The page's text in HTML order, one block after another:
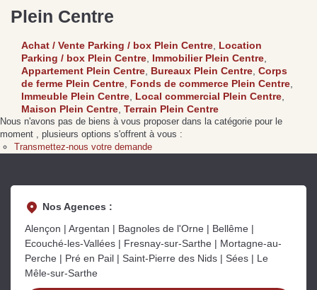
Procéder à des travaux
d’isolation à Fresnay-sur-
Sarthe pour booster sa
vente
Lire la suite
Se passer d’une
estimation immobilière à
Bagnoles-de-l’Orne :
quelles sont les
conséquences ?
Lire la suite
Gratuit
Estimez votre bien en ligne.
Rapide et gratuit, recevez votre estimation
en quelques clics.
Plein Centre
Achat / Vente Parking / box Plein Centre, Location
Parking / box Plein Centre, Immobilier Plein Centre,
Appartement Plein Centre, Bureaux Plein Centre, Corps
de ferme Plein Centre, Fonds de commerce Plein Centre,
Immeuble Plein Centre, Local commercial Plein Centre,
Maison Plein Centre, Terrain Plein Centre
Nous n'avons pas de biens à vous proposer dans la catégorie pour le
moment , plusieurs options s'offrent à vous :
Transmettez-nous votre demande
Nos Agences :
Alençon | Argentan | Bagnoles de l'Orne | Bellême |
Ecouché-les-Vallées | Fresnay-sur-Sarthe | Mortagne-au-
Perche | Pré en Pail | Saint-Pierre des Nids | Sées | Le
Mêle-sur-Sarthe